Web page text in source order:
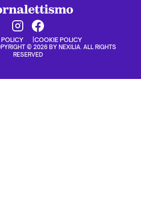
COOKIE POLICY
© 2026 BY NEXILIA. ALL RIGHTS
RESERVED